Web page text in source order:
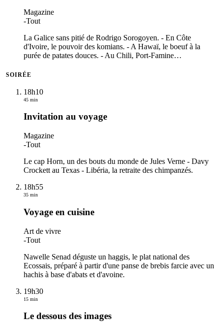
Magazine
-Tout
La Galice sans pitié de Rodrigo Sorogoyen. - En Côte
d'Ivoire, le pouvoir des komians. - A Hawaï, le boeuf à la
purée de patates douces. - Au Chili, Port-Famine…
SOIRÉE
18h10
45 min
Invitation au voyage
Magazine
-Tout
Le cap Horn, un des bouts du monde de Jules Verne - Davy
Crockett au Texas - Libéria, la retraite des chimpanzés.
18h55
35 min
Voyage en cuisine
Art de vivre
-Tout
Nawelle Senad déguste un haggis, le plat national des
Ecossais, préparé à partir d'une panse de brebis farcie avec un
hachis à base d'abats et d'avoine.
19h30
15 min
Le dessous des images